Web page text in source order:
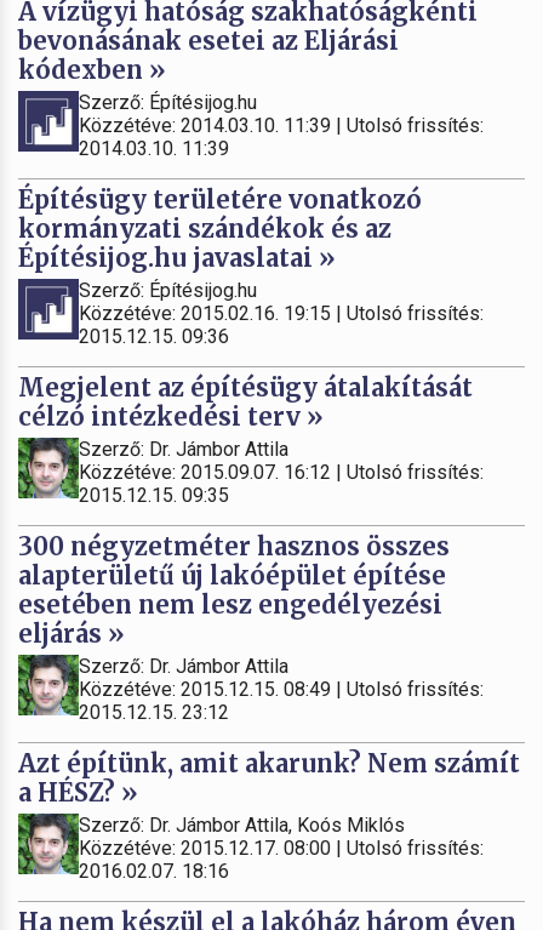
A vízügyi hatóság szakhatóságkénti
bevonásának esetei az Eljárási
kódexben »
Szerző: Építésijog.hu
Közzétéve: 2014.03.10. 11:39 | Utolsó frissítés:
2014.03.10. 11:39
Építésügy területére vonatkozó
kormányzati szándékok és az
Építésijog.hu javaslatai »
Szerző: Építésijog.hu
Közzétéve: 2015.02.16. 19:15 | Utolsó frissítés:
2015.12.15. 09:36
Megjelent az építésügy átalakítását
célzó intézkedési terv »
Szerző: Dr. Jámbor Attila
Közzétéve: 2015.09.07. 16:12 | Utolsó frissítés:
2015.12.15. 09:35
300 négyzetméter hasznos összes
alapterületű új lakóépület építése
esetében nem lesz engedélyezési
eljárás »
Szerző: Dr. Jámbor Attila
Közzétéve: 2015.12.15. 08:49 | Utolsó frissítés:
2015.12.15. 23:12
Azt építünk, amit akarunk? Nem számít
a HÉSZ? »
Szerző: Dr. Jámbor Attila, Koós Miklós
Közzétéve: 2015.12.17. 08:00 | Utolsó frissítés:
2016.02.07. 18:16
Ha nem készül el a lakóház három éven